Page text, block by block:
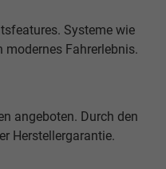
Systeme wie
Fahrerlebnis.
angeboten. Durch den
Herstellergarantie.